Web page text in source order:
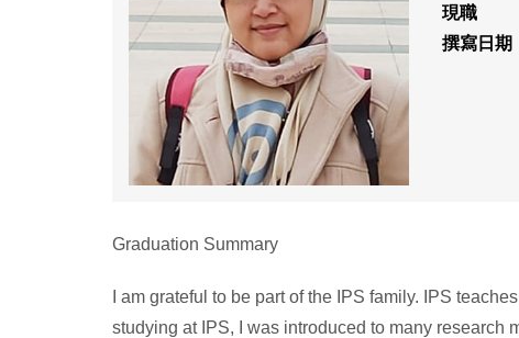
現職
撰寫日期
Graduation Summary
I am grateful to be part of the IPS family. IPS
studying at IPS, I was introduced to many research